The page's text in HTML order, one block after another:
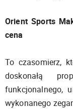
Orient Sports
cena
To czasomierz,
doskonałą
funkcjonalnego,
wykonanego